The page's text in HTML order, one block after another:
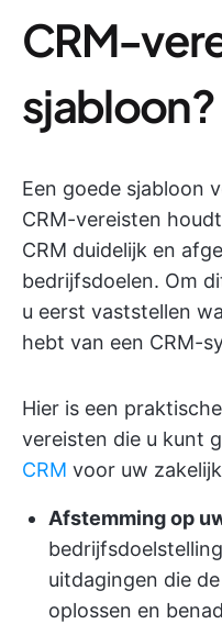
CRM-
sjabloon?
Een goede sjabloon
CRM-vereisten
CRM duidelijk en
bedrijfsdoelen. Om
u eerst vaststellen
hebt van een CRM-
Hier is een
vereisten die u kunt
CRM voor uw
Afstemming op
uitdagingen die
oplossen en